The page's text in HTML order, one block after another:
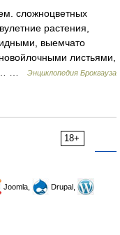
сложноцветных
растения,
выемчато
листьями,
…
Энциклопедия Брокгауза
18+
Joomla,
Drupal,